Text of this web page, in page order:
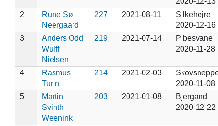
2
Rune Sø
Neergaard
227 2021-08-11
Silkehejre
2020-12-16
3
Anders Odd
Wulff
Nielsen
219 2021-07-14
Pibesvane
2020-11-28
4
Rasmus
Turin
214 2021-02-03
2020-11-08
5
Martin
Svinth
Weenink
203 2021-01-08
Bjergand
2020-12-22